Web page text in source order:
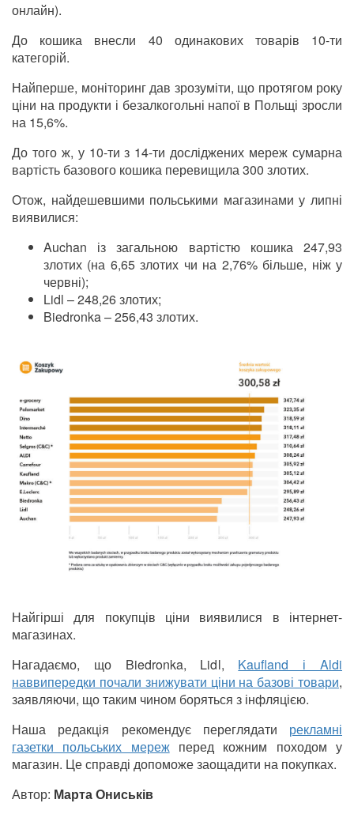
онлайн).
До кошика внесли 40 одинакових товарів 10-ти
категорій.
Найперше, моніторинг дав зрозуміти, що протягом року
ціни на продукти і безалкогольні напої в Польщі зросли
на 15,6%.
До того ж, у 10-ти з 14-ти досліджених мереж сумарна
вартість базового кошика перевищила 300 злотих.
Отож, найдешевшими польськими магазинами у липні
виявилися:
Auchan із загальною вартістю кошика 247,93
злотих (на 6,65 злотих чи на 2,76% більше, ніж у
червні);
Lidl – 248,26 злотих;
Biedronka – 256,43 злотих.
Найгірші для покупців ціни виявилися в інтернет-
магазинах.
Нагадаємо, що Biedronka, Lidl, Kaufland і Aldi
наввипередки почали знижувати ціни на базові товари,
заявляючи, що таким чином боряться з інфляцією.
Наша редакція рекомендує переглядати рекламні
газетки польських мережперед кожним походом у
магазин. Це справді допоможе заощадити на покупках.
Автор: Марта Ониськів